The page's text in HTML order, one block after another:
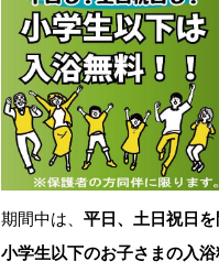
期間中は、 平日、土日祝日を
小学生以下のお子さまの入